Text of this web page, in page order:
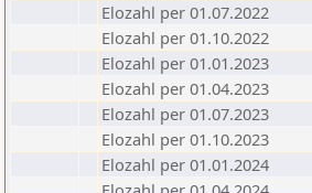
Elozahl per 01.07.2022
Elozahl per 01.10.2022
Elozahl per 01.01.2023
Elozahl per 01.04.2023
Elozahl per 01.07.2023
Elozahl per 01.10.2023
Elozahl per 01.01.2024